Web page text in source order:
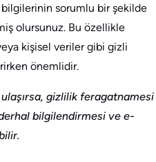
bilgilerinin sorumlu bir şekilde
olursunuz. Bu özellikle
kişisel veriler gibi gizli
önemlidir.
gizlilik feragatnamesi
bilgilendirmesi ve e-